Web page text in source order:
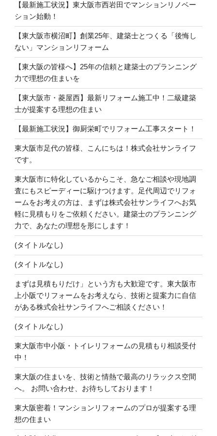
【最新施工状況】東大阪市西岩田でマンションリノベー
ション始動！
【東大阪市横沼町】創業25年、建築士とつくる「後悔し
ない」マンションリフォーム
【東大阪の皆様へ】25年の信頼と建築士のプランニング
力で理想の住まいを
【東大阪市・菱屋西】最新リフォーム施工中！二級建築
士が提案する理想の住まい
【最新施工状況】御厨栄町でリフォーム工事スタート！
東大阪市足代の皆様、こんにちは！株式会社サンライフ
です。
東大阪市に特化しているからこそ、急なご相談や現地調
査にもスピーディーに駆けつけます。足代周辺でリフォ
ームをお考えの方は、まずは株式会社サンライフへお気
軽に見積もりをご依頼ください。建築士のプランニング
力で、あなたの理想を形にします！
(タイトルなし)
(タイトルなし)
まずは見積もりだけ」という方も大歓迎です。東大阪市
上小阪でリフォームをお考えなら、技術と提案力に自信
がある株式会社サンライフへご相談ください！
(タイトルなし)
東大阪市中小阪・トイレリフォームの見積もり相談受付
中！
東大阪の住まいを、技術と情熱で最高のリラックス空間
へ。 お問い合わせ、お待ちしております！
東大阪密着！マンションリフォームのプロが提案する理
想の住まい